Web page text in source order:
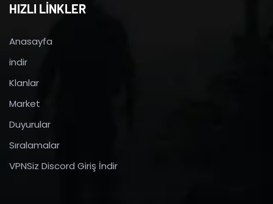
HIZLI LİNKLER
Anasayfa
indir
Klanlar
Market
Duyurular
Sıralamalar
VPNSiz Discord Giriş İndir